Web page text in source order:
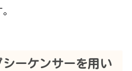
ーケンサーを用い